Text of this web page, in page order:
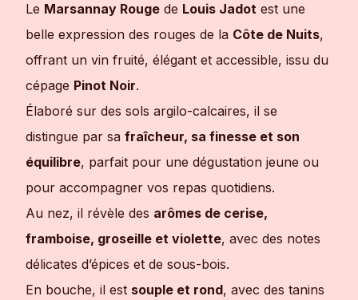
Le Marsannay Rouge de Louis Jadot est une
belle expression des rouges de la Côte de Nuits,
offrant un vin fruité, élégant et accessible, issu du
cépage Pinot Noir.
Élaboré sur des sols argilo-calcaires, il se
distingue par sa fraîcheur, sa finesse et son
équilibre, parfait pour une dégustation jeune ou
pour accompagner vos repas quotidiens.
Au nez, il révèle des arômes de cerise,
framboise, groseille et violette, avec des notes
délicates d’épices et de sous-bois.
En bouche, il est souple et rond, avec des tanins